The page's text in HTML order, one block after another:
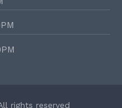
rights reserved